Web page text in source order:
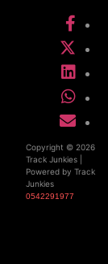
Copyright © 2026
Track Junkies |
Powered by Track
Junkies
0542291977